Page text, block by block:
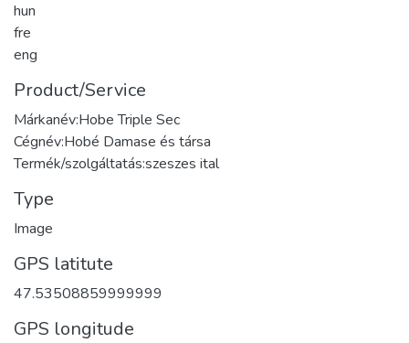
hun
fre
eng
Product/Service
Márkanév:Hobe Triple Sec
Cégnév:Hobé Damase és társa
Termék/szolgáltatás:szeszes ital
Type
Image
GPS latitute
47.53508859999999
GPS longitude